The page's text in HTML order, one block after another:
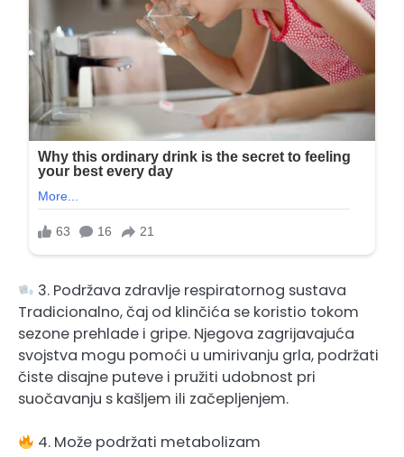
3. Podržava zdravlje respiratornog sustava
Tradicionalno, čaj od klinčića se koristio tokom
sezone prehlade i gripe. Njegova zagrijavajuća
svojstva mogu pomoći u umirivanju grla, podržati
čiste disajne puteve i pružiti udobnost pri
suočavanju s kašljem ili začepljenjem.
4. Može podržati metabolizam